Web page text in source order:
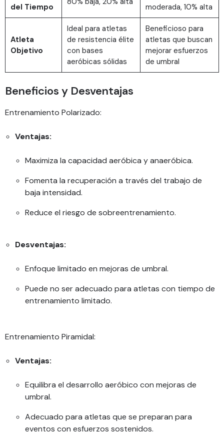
del Tiempo
moderada, 10% alta
Atleta
Objetivo
Ideal para atletas
de resistencia élite
con bases
aeróbicas sólidas
Beneficioso para
atletas que buscan
mejorar esfuerzos
de umbral
Beneficios y Desventajas
Entrenamiento Polarizado:
Ventajas:
Maximiza la capacidad aeróbica y anaeróbica.
Fomenta la recuperación a través del trabajo de
baja intensidad.
Reduce el riesgo de sobreentrenamiento.
Desventajas:
Enfoque limitado en mejoras de umbral.
Puede no ser adecuado para atletas con tiempo de
entrenamiento limitado.
Entrenamiento Piramidal:
Ventajas:
Equilibra el desarrollo aeróbico con mejoras de
umbral.
Adecuado para atletas que se preparan para
eventos con esfuerzos sostenidos.